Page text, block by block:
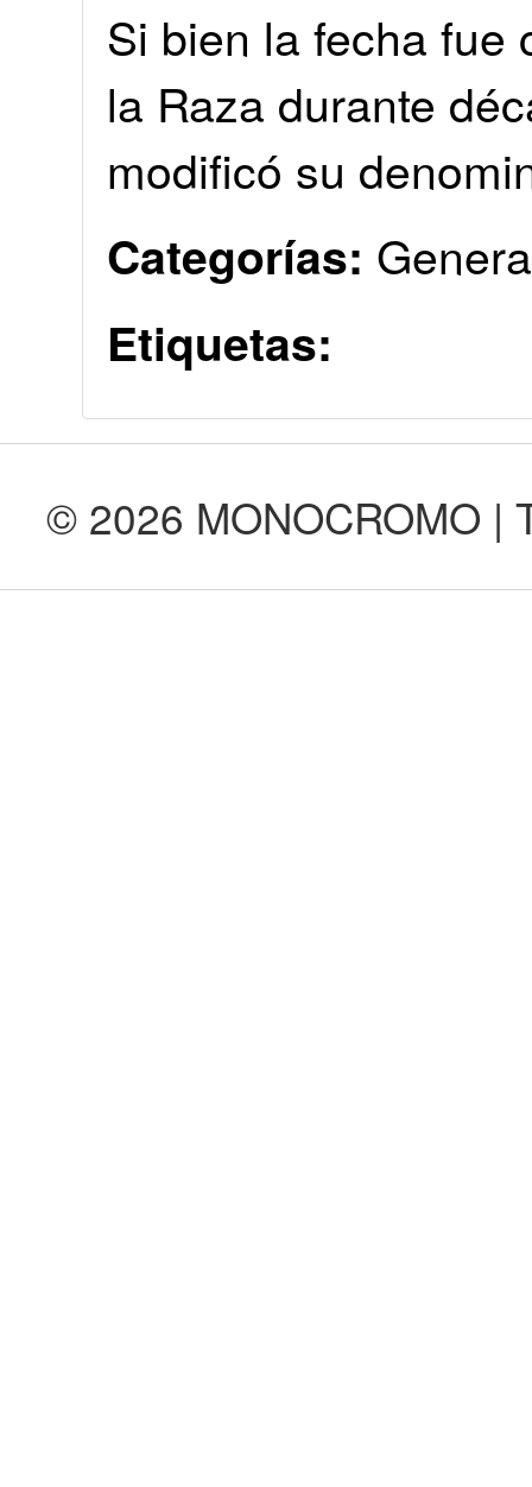
Si bien la fecha fue
la Raza durante
modificó su
Categorías:
Etiquetas:
© 2026 MONOCROMO |